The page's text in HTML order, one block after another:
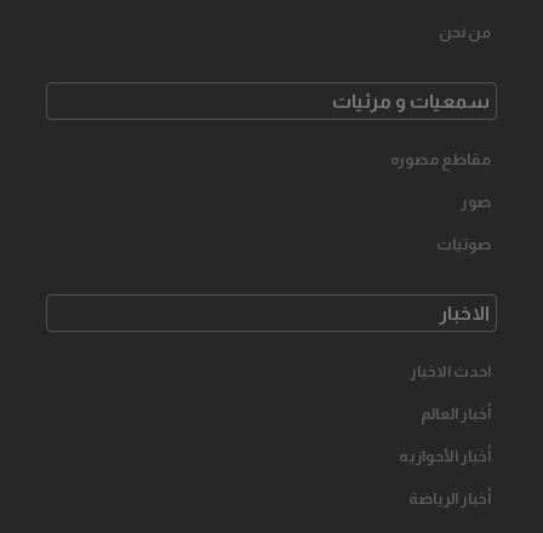
من نحن
سمعیات و مرئیات
مقاطع مصوره
صور
صوتیات
الاخبار
احدث الاخبار
أخبار العالم
أخبار الأحوازیه
أخبار الرياضة